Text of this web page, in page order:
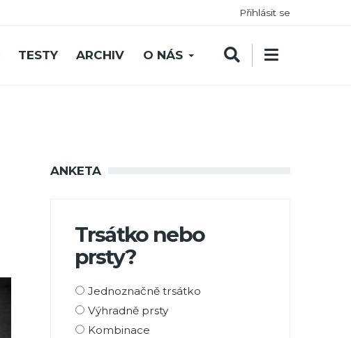
Přihlásit se
TESTY ARCHIV O NÁS
ANKETA
Trsátko nebo
prsty?
Možnosti
výběru
Jednoznačně trsátko
Výhradně prsty
Kombinace